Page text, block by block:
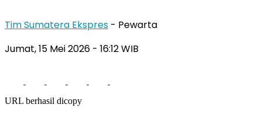
Tim Sumatera Ekspres - Pewarta
Jumat, 15 Mei 2026 - 16:12 WIB
URL berhasil dicopy